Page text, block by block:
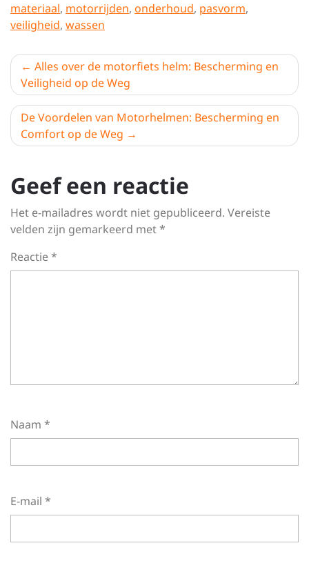
materiaal, motorrijden, onderhoud, pasvorm,
veiligheid, wassen
Berichtnavigatie
Alles over de motorfiets helm: Bescherming en
Veiligheid op de Weg
De Voordelen van Motorhelmen: Bescherming en
Comfort op de Weg
Geef een reactie
Het e-mailadres wordt niet gepubliceerd. Vereiste
velden zijn gemarkeerd met*
Reactie*
Naam *
E-mail *